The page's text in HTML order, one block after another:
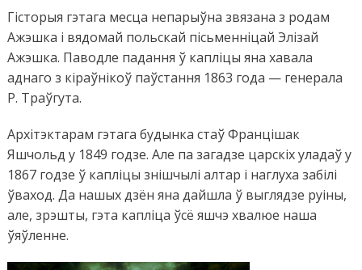
Гісторыя гэтага месца непарыўна звязана з родам
Ажэшка і вядомай польскай пісьменніцай Элізай
Ажэшка. Паводле падання ў капліцы яна хавала
аднаго з кіраўнікоў паўстання 1863 года — генерала
Р. Траўгута.
Архітэктарам гэтага будынка стаў Францішак
Яшчольд у 1849 годзе. Але па загадзе царскіх уладаў у
1867 годзе ў капліцы знішчылі алтар і наглуха забілі
ўваход. Да нашых дзён яна дайшла ў выглядзе руіны,
але, зрэшты, гэта капліца ўсё яшчэ хвалюе наша
ўяўленне.